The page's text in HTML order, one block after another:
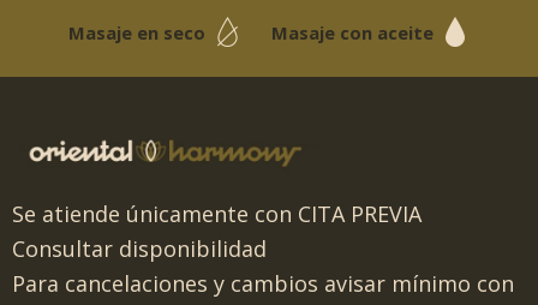
Masaje en seco Masaje con aceite
Se atiende únicamente con CITA PREVIA
Consultar disponibilidad
Para cancelaciones y cambios avisar mínimo con